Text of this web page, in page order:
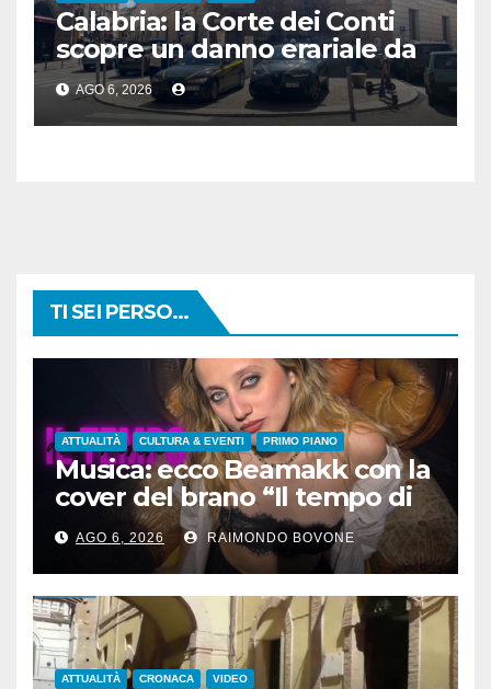
Calabria: la Corte dei Conti
scopre un danno erariale da
600.000 euro sui depuratori
AGO 6, 2026
TI SEI PERSO...
ATTUALITÀ CULTURA & EVENTI PRIMO PIANO
Musica: ecco Beamakk con la
cover del brano “Il tempo di
morire” di Battisti
AGO 6, 2026 RAIMONDO BOVONE
ATTUALITÀ CRONACA VIDEO